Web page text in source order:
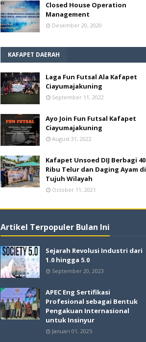
Closed House Operation
Management
Desember 20, 2020
KAFAPET DAERAH
Laga Fun Futsal Ala Kafapet
Ciayumajakuning
September 11, 2022
Ayo Join Fun Futsal Kafapet
Ciayumajakuning
August 31, 2022
Kafapet Unsoed DIJ Berbagi 40
Ribu Telur dan Daging Ayam di
Tujuh Wilayah
October 11, 2021
Artikel Terpopuler Bulan Ini
Sejarah Revolusi Industri dari
1.0 hingga 5.0
September 20, 2023
APEC Eng Sertifikasi
Profesional sebagai Bentuk
Pengakuan Internasional
untuk Insinyur
Januari 01, 2025